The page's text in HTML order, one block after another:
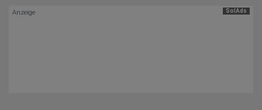
Hotjar
SolAds
Anzeige